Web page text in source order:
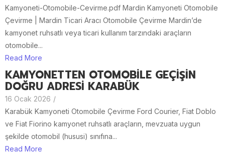
Kamyoneti-Otomobile-Cevirme.pdf Mardin Kamyoneti Otomobile
Çevirme | Mardin Ticari Aracı Otomobile Çevirme Mardin’de
kamyonet ruhsatlı veya ticari kullanım tarzındaki araçların
otomobile...
Read More
KAMYONETTEN OTOMOBİLE GEÇİŞİN
DOĞRU ADRESİ KARABÜK
16 Ocak 2026 /
Karabük Kamyoneti Otomobile Çevirme Ford Courier, Fiat Doblo
ve Fiat Fiorino kamyonet ruhsatlı araçların, mevzuata uygun
şekilde otomobil (hususi) sınıfına...
Read More